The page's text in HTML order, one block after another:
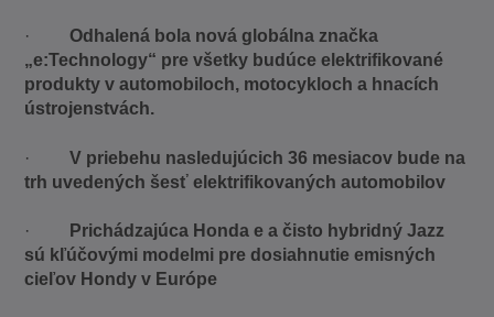
·Odhalená bola nová globálna značka
„e:Technology“ pre všetky budúce elektrifikované
produkty v automobiloch, motocykloch a hnacích
ústrojenstvách.
·V priebehu nasledujúcich 36 mesiacov bude na
trh uvedených šesť elektrifikovaných automobilov
·
Prichádzajúca Honda e a čisto hybridný Jazz
sú kľúčovými modelmi pre dosiahnutie emisných
cieľov Hondy v Európe